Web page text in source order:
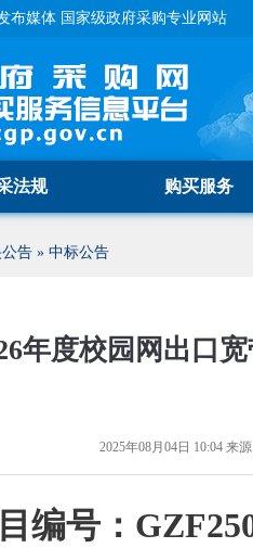
布媒体 国家级政府采购专业网站
法规 购买服务
告 » 中标公告
年度校园网出口
2025年08月04日 10:04 来
编号：